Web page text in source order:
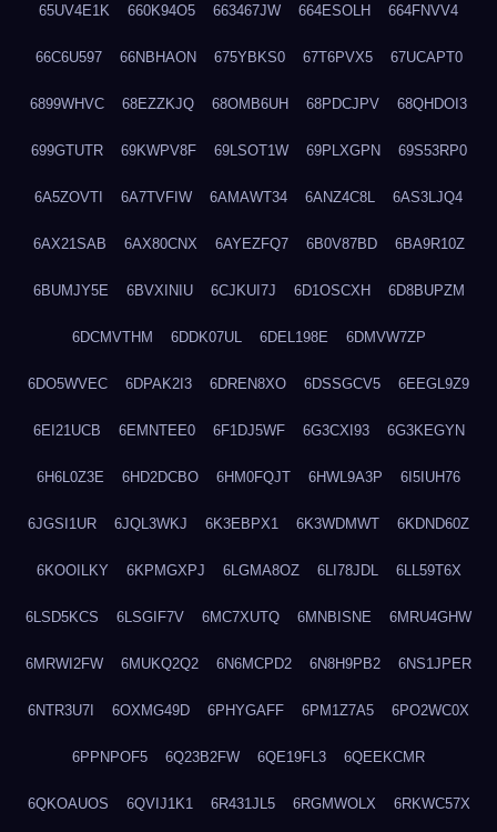
65UV4E1K 660K94O5 663467JW 664ESOLH 664FNVV4
66C6U597 66NBHAON 675YBKS0 67T6PVX5 67UCAPT0
6899WHVC 68EZZKJQ 68OMB6UH 68PDCJPV 68QHDOI3
699GTUTR 69KWPV8F 69LSOT1W 69PLXGPN 69S53RP0
6A5ZOVTI 6A7TVFIW 6AMAWT34 6ANZ4C8L 6AS3LJQ4
6AX21SAB 6AX80CNX 6AYEZFQ7 6B0V87BD 6BA9R10Z
6BUMJY5E 6BVXINIU 6CJKUI7J 6D1OSCXH 6D8BUPZM
6DCMVTHM 6DDK07UL 6DEL198E 6DMVW7ZP
6DO5WVEC 6DPAK2I3 6DREN8XO 6DSSGCV5 6EEGL9Z9
6EI21UCB 6EMNTEE0 6F1DJ5WF 6G3CXI93 6G3KEGYN
6H6L0Z3E 6HD2DCBO 6HM0FQJT 6HWL9A3P 6I5IUH76
6JGSI1UR 6JQL3WKJ 6K3EBPX1 6K3WDMWT 6KDND60Z
6KOOILKY 6KPMGXPJ 6LGMA8OZ 6LI78JDL 6LL59T6X
6LSD5KCS 6LSGIF7V 6MC7XUTQ 6MNBISNE 6MRU4GHW
6MRWI2FW 6MUKQ2Q2 6N6MCPD2 6N8H9PB2 6NS1JPER
6NTR3U7I 6OXMG49D 6PHYGAFF 6PM1Z7A5 6PO2WC0X
6PPNPOF5 6Q23B2FW 6QE19FL3 6QEEKCMR
6QKOAUOS 6QVIJ1K1 6R431JL5 6RGMWOLX 6RKWC57X